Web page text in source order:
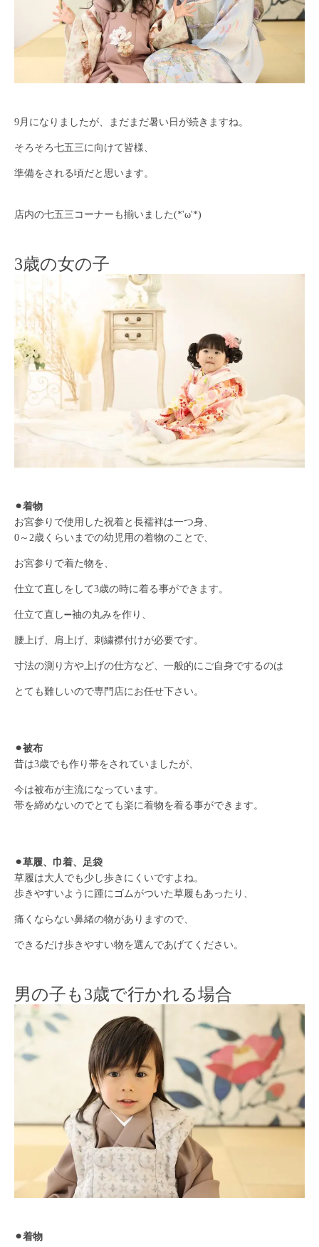
9月になりましたが、まだまだ暑い日が続きますね。
そろそろ七五三に向けて皆様、
準備をされる頃だと思います。
店内の七五三コーナーも揃いました(*'ω'*)
3歳の女の子
⚫︎着物
お宮参りで使用した祝着と長襦袢は一つ身、
0～2歳くらいまでの幼児用の着物のことで、
お宮参りで着た物を、
仕立て直しをして3歳の時に着る事ができます。
仕立て直し➖袖の丸みを作り、
腰上げ、肩上げ、刺繍襟付けが必要です。
寸法の測り方や上げの仕方など、一般的にご自身でするのは
とても難しいので専門店にお任せ下さい。
⚫︎被布
昔は3歳でも作り帯をされていましたが、
今は被布が主流になっています。
帯を締めないのでとても楽に着物を着る事ができます。
⚫︎草履、巾着、足袋
草履は大人でも少し歩きにくいですよね。
歩きやすいように踵にゴムがついた草履もあったり、
痛くならない鼻緒の物がありますので、
できるだけ歩きやすい物を選んであげてください。
男の子も3歳で行かれる場合
⚫︎着物